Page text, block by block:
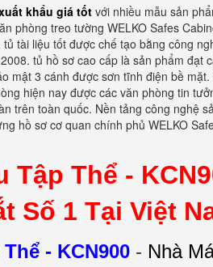
khẩu giá tốt với nhiều mẫu sản
phòng treo tường WELKO Safes
tài liệu tốt được chế tạo bằng công
tủ hồ sơ cao cấp là sản phẩm
mật 3 cánh được sơn tĩnh điện bề
hiện nay được các văn phòng tin
trên toàn quốc. Nền tảng công nghệ
hồ sơ cơ quan chính phủ WELKO
Thể -
Số 1 Tại Việt
- KCN900 - Nhà